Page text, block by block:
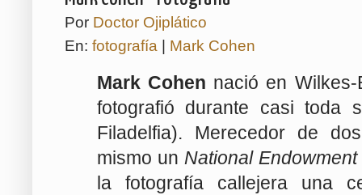
Por Doctor Ojiplático
En: fotografía Mark Cohen
Mark Cohen nació en
fotografió durante casi toda
Filadelfia). Merecedor de
mismo un National
la fotografía callejera una